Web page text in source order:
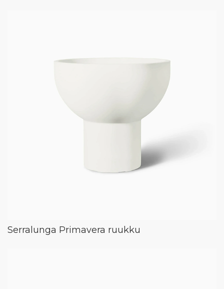
Serralunga Primavera ruukku